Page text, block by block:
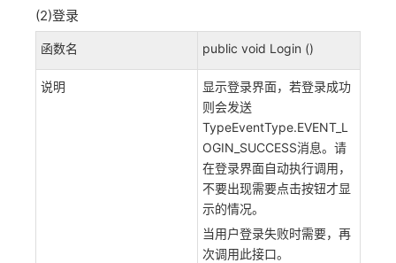
(2)登录
函数名 public void Login ()
说明
显示登录界面，若登录成功
则会发送
TypeEventType.EVENT_L
OGIN_SUCCESS消息。请
在登录界面自动执行调用，
不要出现需要点击按钮才显
示的情况。
当用户登录失败时需要，再
次调用此接口。